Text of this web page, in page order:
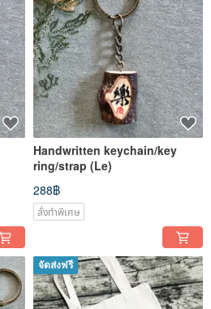
Handwritten keychain/key
ring/strap (Le)
288฿
สั่งทำพิเศษ
จัดส่งฟรี